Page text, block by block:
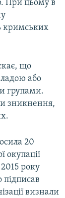
При цьому в
кримських
що
або
групами.
зникнення,
20
окупації
року
визнали